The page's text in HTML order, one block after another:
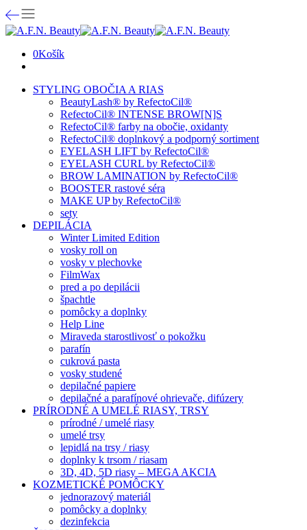
0Košík
STYLING OBOČIA A RIAS
BeautyLash® by RefectoCil®
RefectoCil® INTENSE BROW[N]S
RefectoCil® farby na obočie, oxidanty
RefectoCil® doplnkový a podporný sortiment
EYELASH LIFT by RefectoCil®
EYELASH CURL by RefectoCil®
BROW LAMINATION by RefectoCil®
BOOSTER rastové séra
MAKE UP by RefectoCil®
sety
DEPILÁCIA
Winter Limited Edition
vosky roll on
vosky v plechovke
FilmWax
pred a po depilácii
špachtle
pomôcky a doplnky
Help Line
Miraveda starostlivosť o pokožku
parafín
cukrová pasta
vosky studené
depilačné papiere
depilačné a parafínové ohrievače, difúzery
PRÍRODNÉ A UMELÉ RIASY, TRSY
prírodné / umelé riasy
umelé trsy
lepidlá na trsy / riasy
doplnky k trsom / riasam
3D, 4D, 5D riasy – MEGA AKCIA
KOZMETICKÉ POMÔCKY
jednorazový materiál
pomôcky a doplnky
dezinfekcia